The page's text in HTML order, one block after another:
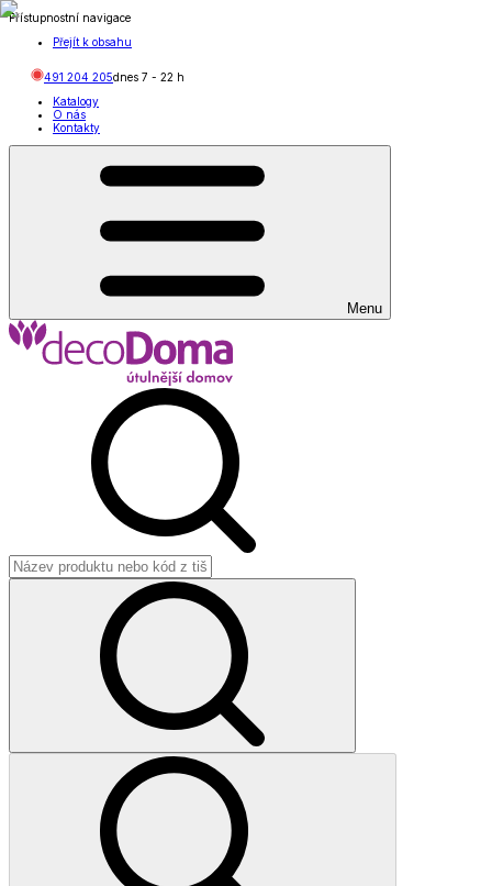
Přístupnostní navigace
Přejít k obsahu
491 204 205dnes 7 - 22 h
Katalogy
O nás
Kontakty
Menu